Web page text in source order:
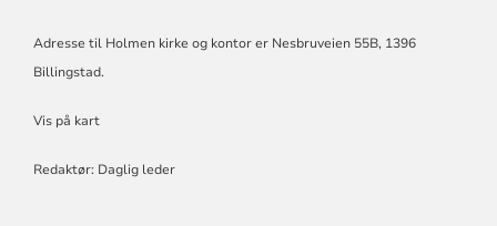
Adresse til Holmen kirke og kontor er Nesbruveien 55B, 1396
Billingstad.
Vis på kart
Redaktør: Daglig leder